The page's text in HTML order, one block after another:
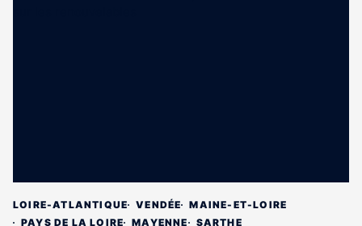
LOIRE-ATLANTIQUE VENDÉE
MAINE-ET-LOIRE
PAYS DE LA LOIRE
MAYENNE SARTHE